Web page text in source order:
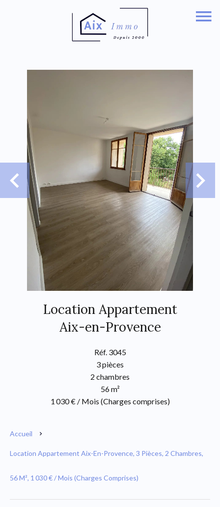
Location Appartement
Aix-en-Provence
Réf. 3045
3 pièces
2 chambres
56 m²
1 030 € / Mois (Charges comprises)
Accueil
Location Appartement Aix-En-Provence, 3 Pièces, 2 Chambres,
56 M², 1 030 € / Mois (Charges Comprises)